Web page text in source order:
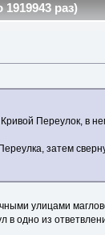
раз)
Переулок, в
затем
улицами
одно из